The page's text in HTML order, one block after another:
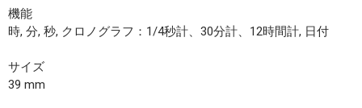
機能
時, 分, 秒, クロノグラフ：1/4秒計、30分計、12時間計, 日付
サイズ
39 mm